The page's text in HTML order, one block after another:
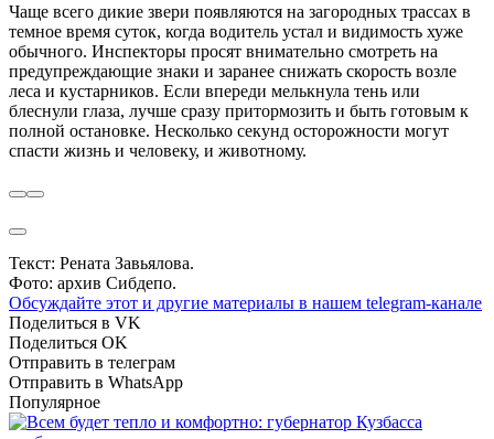
Чаще всего дикие звери появляются на загородных трассах в
темное время суток, когда водитель устал и видимость хуже
обычного. Инспекторы просят внимательно смотреть на
предупреждающие знаки и заранее снижать скорость возле
леса и кустарников. Если впереди мелькнула тень или
блеснули глаза, лучше сразу притормозить и быть готовым к
полной остановке. Несколько секунд осторожности могут
спасти жизнь и человеку, и животному.
Текст: Рената Завьялова.
Фото: архив Сибдепо.
Обсуждайте этот и другие материалы в нашем telegram-канале
Поделиться в VK
Поделиться OK
Отправить в телеграм
Отправить в WhatsApp
Популярное